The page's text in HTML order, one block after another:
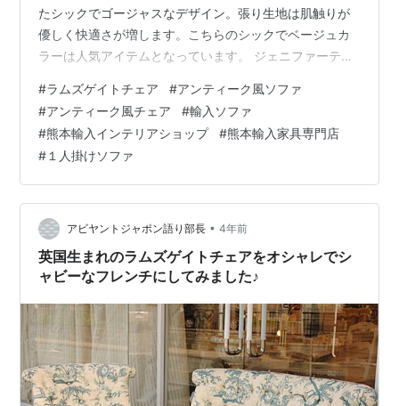
たシックでゴージャスなデザイン。張り生地は肌触りが
優しく快適さが増します。こちらのシックでベージュカ
ラーは人気アイテムとなっています。 ジェニファーテイ
ーズは、日本の住環境にマッチする小ぶりなサイズです
が、やや硬めに作られた座面の座り心地は素晴らしく、
長時間座ることを想定した設計になっています。表面全
体のボタン締めも美しい、ヨーロピアンスタイルの逸品
です。 このアクセントチェアーは家の中のどの部屋にも
ラグジュアリーな快適さをもたらします。躯体強度…
#ラムズゲイトチェア #アンティーク風ソファ
#アンティーク風チェア #輸入ソファ
#熊本輸入インテリアショップ #熊本輸入家具専門店
# １人掛けソファ
アビヤントジャポン語り部長 • 4年前
英国生まれのラムズゲイトチェアをオシャレでシ
ャビーなフレンチにしてみました♪